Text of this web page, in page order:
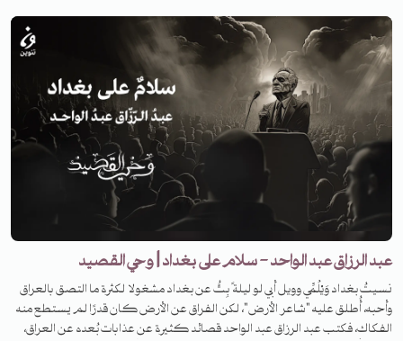
عبد الرزاق عبد الواحد - سلام على بغداد | وحي القصيد
نسيتُ بغداد وَيْلُمِّي وويل أبي لو ليلة ً بِتُّ عن بغداد مشغولا لكثرة ما التصق بالعراق
وأحبه، أُطلق عليه "شاعر الأرض"، لكن الفراق عن الأرض كان قدرًا لم يستطع منه
الفكاك، فكتب عبد الرزاق عبد الواحد قصائد كثيرة عن عذابات بُعده عن العراق،